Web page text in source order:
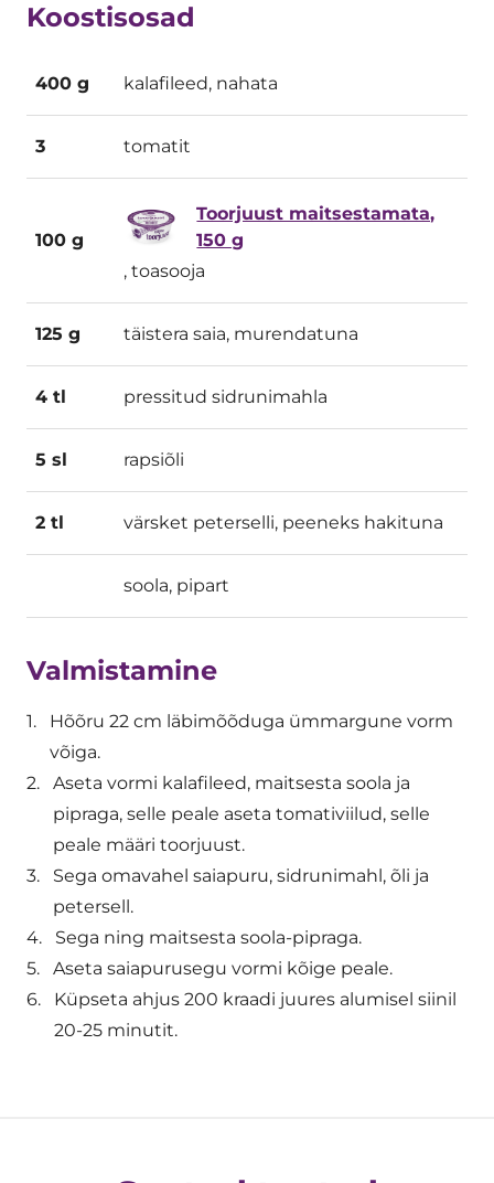
Koostisosad
400 g kalafileed, nahata
3 tomatit
100 g
Toorjuust maitsestamata,
150 g
, toasooja
125 g täistera saia, murendatuna
4 tl pressitud sidrunimahla
5 sl rapsiõli
2 tl värsket peterselli, peeneks hakituna
soola, pipart
Valmistamine
Hõõru 22 cm läbimõõduga ümmargune vorm
võiga.
Aseta vormi kalafileed, maitsesta soola ja
pipraga, selle peale aseta tomativiilud, selle
peale määri toorjuust.
Sega omavahel saiapuru, sidrunimahl, õli ja
petersell.
Sega ning maitsesta soola-pipraga.
Aseta saiapurusegu vormi kõige peale.
Küpseta ahjus 200 kraadi juures alumisel siinil
20-25 minutit.